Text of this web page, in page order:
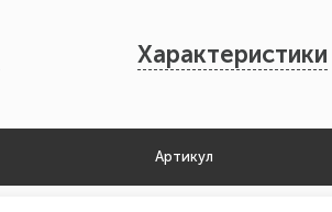
Характеристики
Артикул